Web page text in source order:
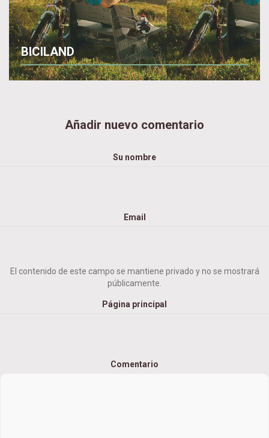
BICILAND
Añadir nuevo comentario
Su nombre
Email
El contenido de este campo se mantiene privado y no se mostrará
públicamente.
Página principal
Comentario